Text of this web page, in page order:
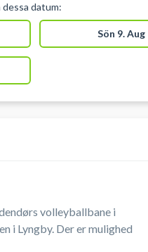
til 4 baner ved siden af
datum:
Sön 9. Aug
volleyballbane i
i Lyngby. Der er mulighed